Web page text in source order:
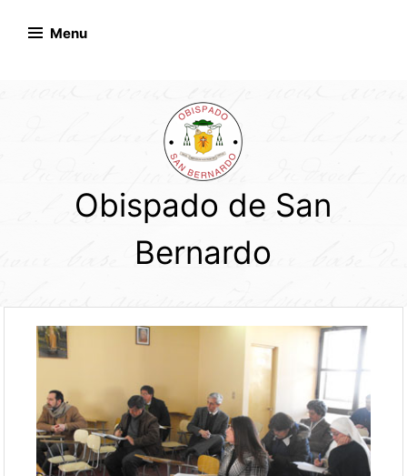
Menu
Obispado de San
Bernardo